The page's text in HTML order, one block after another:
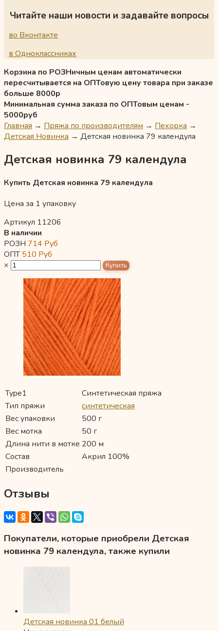
Читайте наши новости и задавайте вопросы
во Вконтакте
в Одноклассниках
Корзина по РОЗНичным ценам автоматически
пересчитывается на ОПТовую цену товара при заказе
больше 8000р
Минимальная сумма заказа по ОПТовым ценам -
5000руб
Главная → Пряжа по производителям → Пехорка →
Детская Новинка → Детская новинка 79 календула
Детская новинка 79 календула
Купить Детская новинка 79 календула
Цена за 1 упаковку
Артикул 11206
В наличии
РОЗН 714 Руб
ОПТ510 Руб
×
Type1
Синтетическая пряжа
Тип пряжи
синтетическая
Вес упаковки
500 г
Вес мотка
50 г
Длина нити в мотке 200 м
Состав
Акрил 100%
Производитель
Отзывы
Покупатели, которые приобрели Детская
новинка 79 календула, также купили
Детская новинка 01 белый